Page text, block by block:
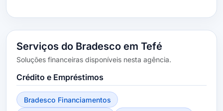
Serviços do Bradesco em Tefé
Soluções financeiras disponíveis nesta agência.
Crédito e Empréstimos
Bradesco Financiamentos